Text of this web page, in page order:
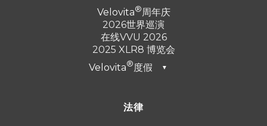
Velovita
周年庆
2026世界巡演
在线VVU 2026
2025 XLR8 博览会
Velovita
度假 ▼
土耳其 2025
法律